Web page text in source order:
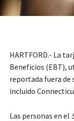
HARTFORD.- La
Beneficios (EBT),
reportada fuera de
incluido
Las personas en el